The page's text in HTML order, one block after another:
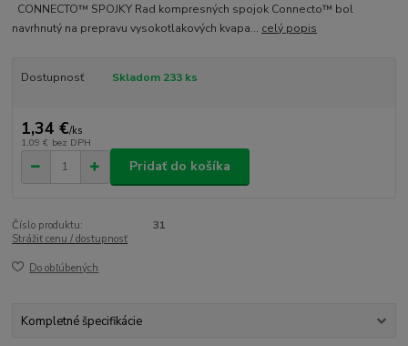
CONNECTO™ SPOJKY Rad kompresných spojok Connecto™ bol
navrhnutý na prepravu vysokotlakových kvapa... celý popis
Dostupnosť Skladom 233 ks
1,34 €/ks
1,09 € bez DPH
Pridať do košíka
Číslo produktu:
31
Strážiť cenu / dostupnosť
Do obľúbených
Kompletné špecifikácie